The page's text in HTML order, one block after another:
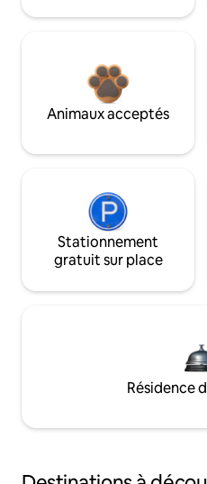
Animaux acceptés
Stationnement
gratuit sur place
Résidence